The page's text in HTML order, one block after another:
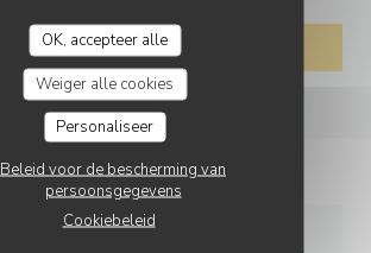
OK, accepteer alle
Weiger alle cookies
Personaliseer
Beleid voor de bescherming van
persoonsgegevens
Cookiebeleid